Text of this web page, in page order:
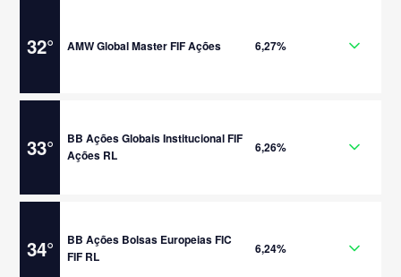
32° AMW Global Master FIF Ações 6,27%
33°
BB Ações Globais Institucional FIF
Ações RL
6,26%
34°
BB Ações Bolsas Europeias FIC
FIF RL
6,24%